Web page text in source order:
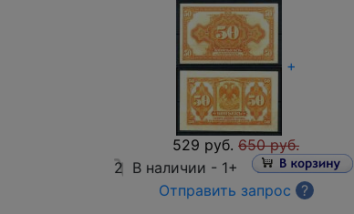
+
529 руб. 650 руб.
2 В наличии - 1+
Отправить запрос
?